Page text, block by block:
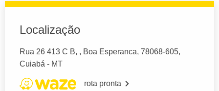
Localização
Rua 26 413 C B, , Boa Esperanca, 78068-605,
Cuiabá - MT
rota pronta